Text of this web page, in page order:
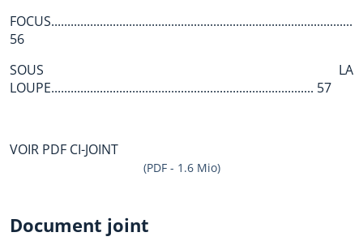
56
SOUS LA
LOUPE................................................................................. 57
VOIR PDF CI-JOINT
(PDF - 1.6 Mio)
Document joint